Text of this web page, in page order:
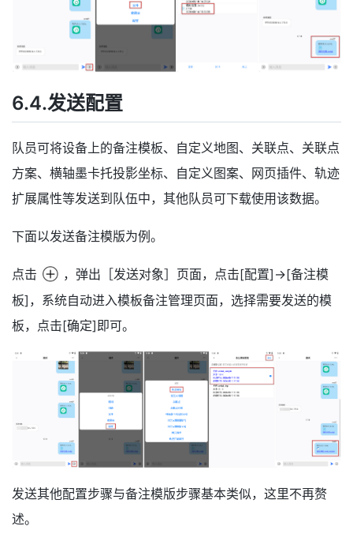
6.4.发送配置
队员可将设备上的备注模板、自定义地图、关联点、关联点
方案、横轴墨卡托投影坐标、自定义图案、网页插件、轨迹
扩展属性等发送到队伍中，其他队员可下载使用该数据。
下面以发送备注模版为例。
点击
，弹出［发送对象］页面，点击[配置]→[备注模
板]，系统自动进入模板备注管理页面，选择需要发送的模
板，点击[确定]即可。
发送其他配置步骤与备注模版步骤基本类似，这里不再赘
述。